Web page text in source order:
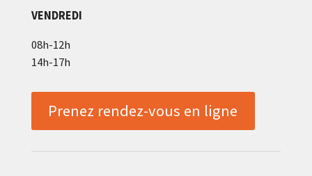
VENDREDI
08h-12h
14h-17h
Prenez rendez-vous en ligne